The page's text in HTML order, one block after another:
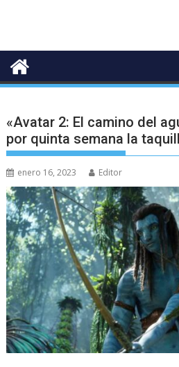
«Avatar 2: El camino del
por quinta semana la
enero 16, 2023 Editor